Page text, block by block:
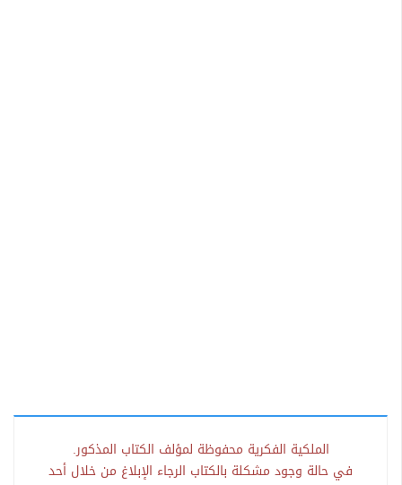
الملكية الفكرية محفوظة لمؤلف الكتاب المذكور.
في حالة وجود مشكلة بالكتاب الرجاء الإبلاغ من خلال أحد